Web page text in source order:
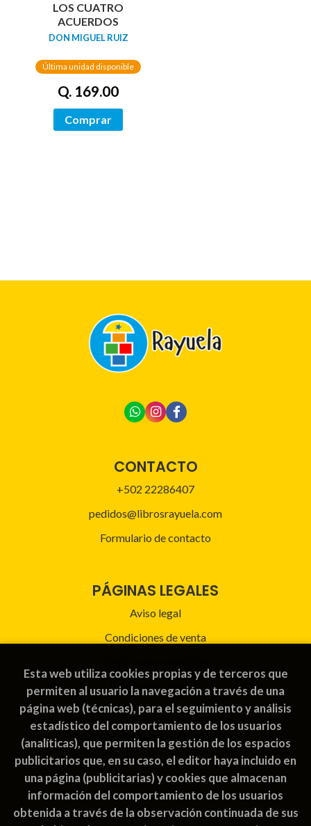
LOS CUATRO
ACUERDOS
DON MIGUEL RUIZ
Última unidad disponible
Q. 169.00
Comprar
CONTACTO
+502 22286407
pedidos@librosrayuela.com
Formulario de contacto
PÁGINAS LEGALES
Aviso legal
Condiciones de venta
Política de Cookies
ATENCIÓN AL CLIENTE
Quiénes somos
Pedidos especiales
Esta web utiliza cookies propias y de terceros que
permiten al usuario la navegación a través de una
página web (técnicas), para el seguimiento y análisis
estadístico del comportamiento de los usuarios
(analíticas), que permiten la gestión de los espacios
publicitarios que, en su caso, el editor haya incluido en
una página (publicitarias) y cookies que almacenan
información del comportamiento de los usuarios
obtenida a través de la observación continuada de sus